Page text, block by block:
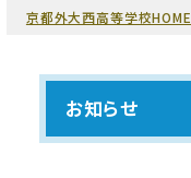
京都外大西高等学校HOME
お知らせ